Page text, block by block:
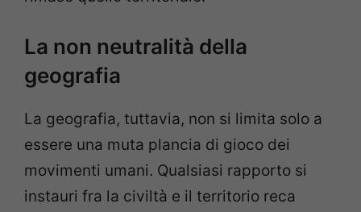
La non neutralità della
geografia
La geografia, tuttavia, non si limita solo a
essere una muta plancia di gioco dei
movimenti umani. Qualsiasi rapporto si
instauri fra la civiltà e il territorio reca